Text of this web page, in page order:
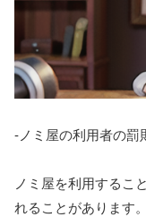
-ノミ屋の利用者の罰
ノミ屋を利用するこ
れることがあります